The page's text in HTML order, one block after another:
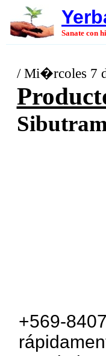
Sanate con
/ Mi�rcoles 7
+569-